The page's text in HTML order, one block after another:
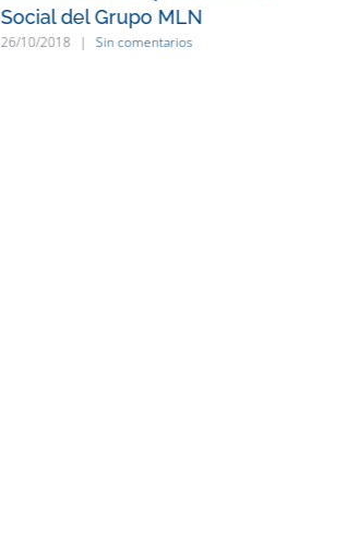
Social del Grupo MLN
26/10/2018 | Sin comentarios